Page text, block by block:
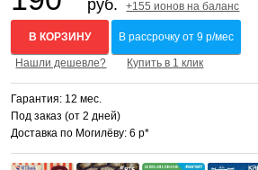
руб. +155 ионов на баланс
В КОРЗИНУ В рассрочку от 9 р/мес
Нашли дешевле? Купить в 1 клик
Гарантия: 12 мес.
Под заказ (от 2 дней)
Доставка по Могилёву: 6 р*